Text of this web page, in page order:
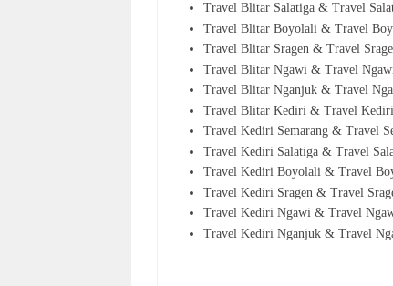
Travel Blitar Salatiga & Travel
Travel Blitar Boyolali & Travel
Travel Blitar Sragen & Travel
Travel Blitar Ngawi & Travel
Travel Blitar Nganjuk & Travel
Travel Blitar Kediri & Travel
Travel Kediri Semarang & Travel
Travel Kediri Salatiga & Travel
Travel Kediri Boyolali & Travel
Travel Kediri Sragen & Travel
Travel Kediri Ngawi & Travel
Travel Kediri Nganjuk & Travel